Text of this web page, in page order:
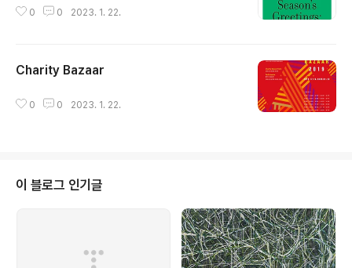
0 0 2023. 1. 22.
Charity Bazaar
0 0 2023. 1. 22.
이 블로그 인기글